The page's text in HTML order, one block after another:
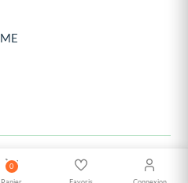
0
Tous droits réservés.